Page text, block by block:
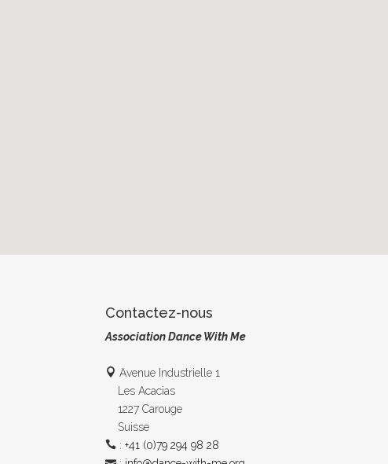
Contactez-nous
Association Dance With Me
Avenue Industrielle 1
Les Acacias
1227 Carouge
Suisse
:+41 (0)79 294 98 28